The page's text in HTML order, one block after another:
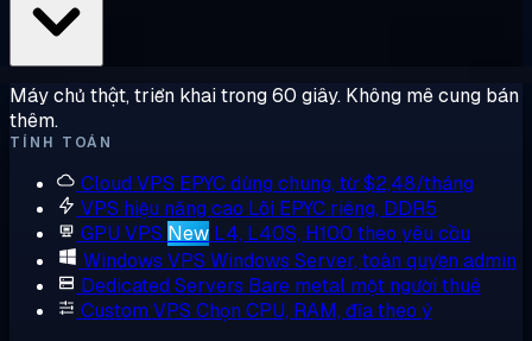
Máy chủ thật, triển khai trong 60 giây. Không mê cung bán
thêm.
TÍNH TOÁN
Cloud VPS EPYC dùng chung, từ $2,48/tháng
VPS hiệu năng cao Lõi EPYC riêng, DDR5
GPU VPS New L4, L40S, H100 theo yêu cầu
Windows VPS Windows Server, toàn quyền admin
Dedicated Servers Bare metal một người thuê
Custom VPS Chọn CPU, RAM, đĩa theo ý